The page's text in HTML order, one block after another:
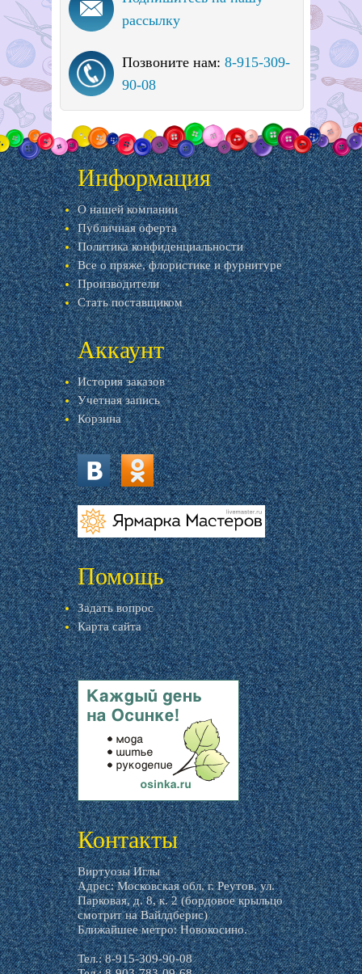
рассылку
Позвоните нам: 8-915-309-
90-08
Информация
О нашей компании
Публичная оферта
Политика конфиденциальности
Все о пряже, флористике и фурнитуре
Производители
Стать поставщиком
Аккаунт
История заказов
Учетная запись
Корзина
vk.com ok.ru
livemaster.ru
Помощь
Задать вопрос
Карта сайта
livemaster.ru
Контакты
Виртуозы Иглы
Адрес: Московская обл, г. Реутов, ул.
Парковая, д. 8, к. 2 (бордовое крыльцо
смотрит на Вайлдберис)
Ближайшее метро: Новокосино.
Тел.: 8-915-309-90-08